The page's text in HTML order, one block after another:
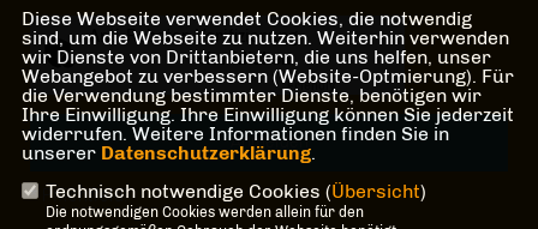
Anti-Roboter-Verifizierung
Hier klicken
FriendlyCaptcha ⇗
* Pflichtfeld!
Diese Webseite verwendet Cookies, die notwendig
sind, um die Webseite zu nutzen. Weiterhin verwenden
wir Dienste von Drittanbietern, die uns helfen, unser
Webangebot zu verbessern (Website-Optmierung). Für
die Verwendung bestimmter Dienste, benötigen wir
Ihre Einwilligung. Ihre Einwilligung können Sie jederzeit
widerrufen. Weitere Informationen finden Sie in
unserer Datenschutzerklärung.
Technisch notwendige Cookies (Übersicht)
Die notwendigen Cookies werden allein für den